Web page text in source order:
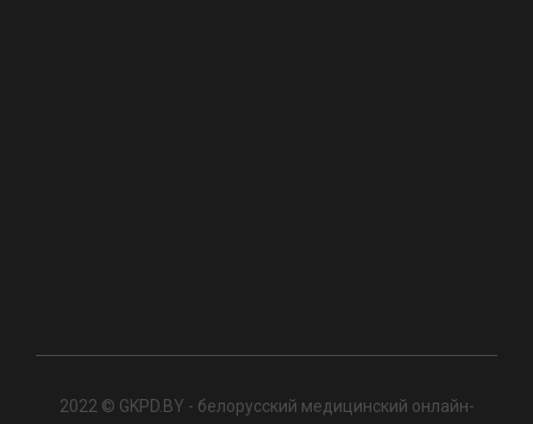
2022 © GKPD.BY - белорусский медицинский онлайн-